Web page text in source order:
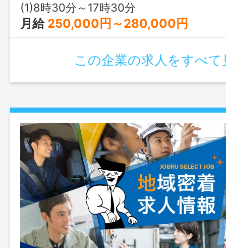
(1)8時30分～17時30分
月給 250,000円～280,000円
この企業の求人をすべて